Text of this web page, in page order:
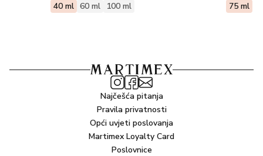
40 ml 60 ml 100 ml 75 ml
Najčešća pitanja
Pravila privatnosti
Opći uvjeti poslovanja
Martimex Loyalty Card
Poslovnice